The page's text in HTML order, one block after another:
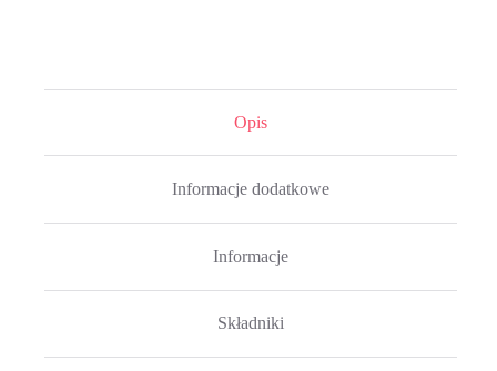
Opis
Informacje dodatkowe
Informacje
Składniki